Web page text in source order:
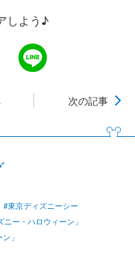
しよう♪
次の記事
#東京ディズニーシー
ー・ハロウィーン」
」